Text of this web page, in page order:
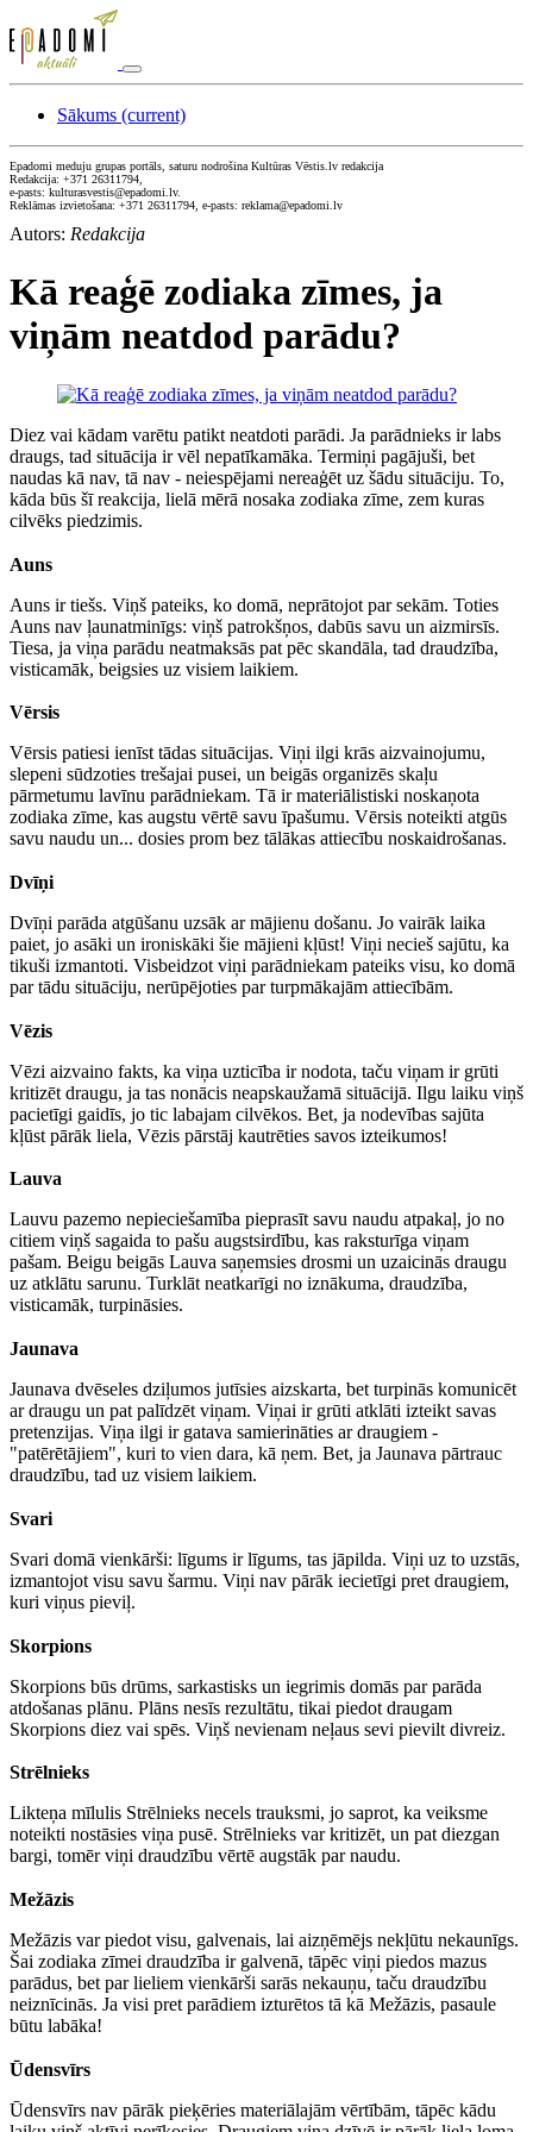
Sākums (current)
Epadomi meduju grupas portāls, saturu nodrošina Kultūras Vēstis.lv redakcija
Redakcija: +371 26311794,
e-pasts: kulturasvestis@epadomi.lv.
Reklāmas izvietošana: +371 26311794, e-pasts: reklama@epadomi.lv
Autors: Redakcija
Kā reaģē zodiaka zīmes, ja
viņām neatdod parādu?
Diez vai kādam varētu patikt neatdoti parādi. Ja parādnieks ir labs
draugs, tad situācija ir vēl nepatīkamāka. Termiņi pagājuši, bet
naudas kā nav, tā nav - neiespējami nereaģēt uz šādu situāciju. To,
kāda būs šī reakcija, lielā mērā nosaka zodiaka zīme, zem kuras
cilvēks piedzimis.
Auns
Auns ir tiešs. Viņš pateiks, ko domā, neprātojot par sekām. Toties
Auns nav ļaunatminīgs: viņš patrokšņos, dabūs savu un aizmirsīs.
Tiesa, ja viņa parādu neatmaksās pat pēc skandāla, tad draudzība,
visticamāk, beigsies uz visiem laikiem.
Vērsis
Vērsis patiesi ienīst tādas situācijas. Viņi ilgi krās aizvainojumu,
slepeni sūdzoties trešajai pusei, un beigās organizēs skaļu
pārmetumu lavīnu parādniekam. Tā ir materiālistiski noskaņota
zodiaka zīme, kas augstu vērtē savu īpašumu. Vērsis noteikti atgūs
savu naudu un... dosies prom bez tālākas attiecību noskaidrošanas.
Dvīņi
Dvīņi parāda atgūšanu uzsāk ar mājienu došanu. Jo vairāk laika
paiet, jo asāki un ironiskāki šie mājieni kļūst! Viņi necieš sajūtu, ka
tikuši izmantoti. Visbeidzot viņi parādniekam pateiks visu, ko domā
par tādu situāciju, nerūpējoties par turpmākajām attiecībām.
Vēzis
Vēzi aizvaino fakts, ka viņa uzticība ir nodota, taču viņam ir grūti
kritizēt draugu, ja tas nonācis neapskaužamā situācijā. Ilgu laiku viņš
pacietīgi gaidīs, jo tic labajam cilvēkos. Bet, ja nodevības sajūta
kļūst pārāk liela, Vēzis pārstāj kautrēties savos izteikumos!
Lauva
Lauvu pazemo nepieciešamība pieprasīt savu naudu atpakaļ, jo no
citiem viņš sagaida to pašu augstsirdību, kas raksturīga viņam
pašam. Beigu beigās Lauva saņemsies drosmi un uzaicinās draugu
uz atklātu sarunu. Turklāt neatkarīgi no iznākuma, draudzība,
visticamāk, turpināsies.
Jaunava
Jaunava dvēseles dziļumos jutīsies aizskarta, bet turpinās komunicēt
ar draugu un pat palīdzēt viņam. Viņai ir grūti atklāti izteikt savas
pretenzijas. Viņa ilgi ir gatava samierināties ar draugiem -
"patērētājiem", kuri to vien dara, kā ņem. Bet, ja Jaunava pārtrauc
draudzību, tad uz visiem laikiem.
Svari
Svari domā vienkārši: līgums ir līgums, tas jāpilda. Viņi uz to uzstās,
izmantojot visu savu šarmu. Viņi nav pārāk iecietīgi pret draugiem,
kuri viņus pieviļ.
Skorpions
Skorpions būs drūms, sarkastisks un iegrimis domās par parāda
atdošanas plānu. Plāns nesīs rezultātu, tikai piedot draugam
Skorpions diez vai spēs. Viņš nevienam neļaus sevi pievilt divreiz.
Strēlnieks
Likteņa mīlulis Strēlnieks necels trauksmi, jo saprot, ka veiksme
noteikti nostāsies viņa pusē. Strēlnieks var kritizēt, un pat diezgan
bargi, tomēr viņi draudzību vērtē augstāk par naudu.
Mežāzis
Mežāzis var piedot visu, galvenais, lai aizņēmējs nekļūtu nekaunīgs.
Šai zodiaka zīmei draudzība ir galvenā, tāpēc viņi piedos mazus
parādus, bet par lieliem vienkārši sarās nekauņu, taču draudzību
neiznīcinās. Ja visi pret parādiem izturētos tā kā Mežāzis, pasaule
būtu labāka!
Ūdensvīrs
Ūdensvīrs nav pārāk pieķēries materiālajām vērtībām, tāpēc kādu